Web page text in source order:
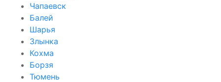
Чапаевск
Балей
Шарья
Злынка
Кохма
Борзя
Тюмень